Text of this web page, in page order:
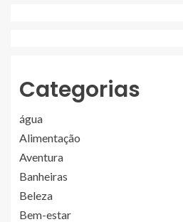
Categorias
água
Alimentação
Aventura
Banheiras
Beleza
Bem-estar